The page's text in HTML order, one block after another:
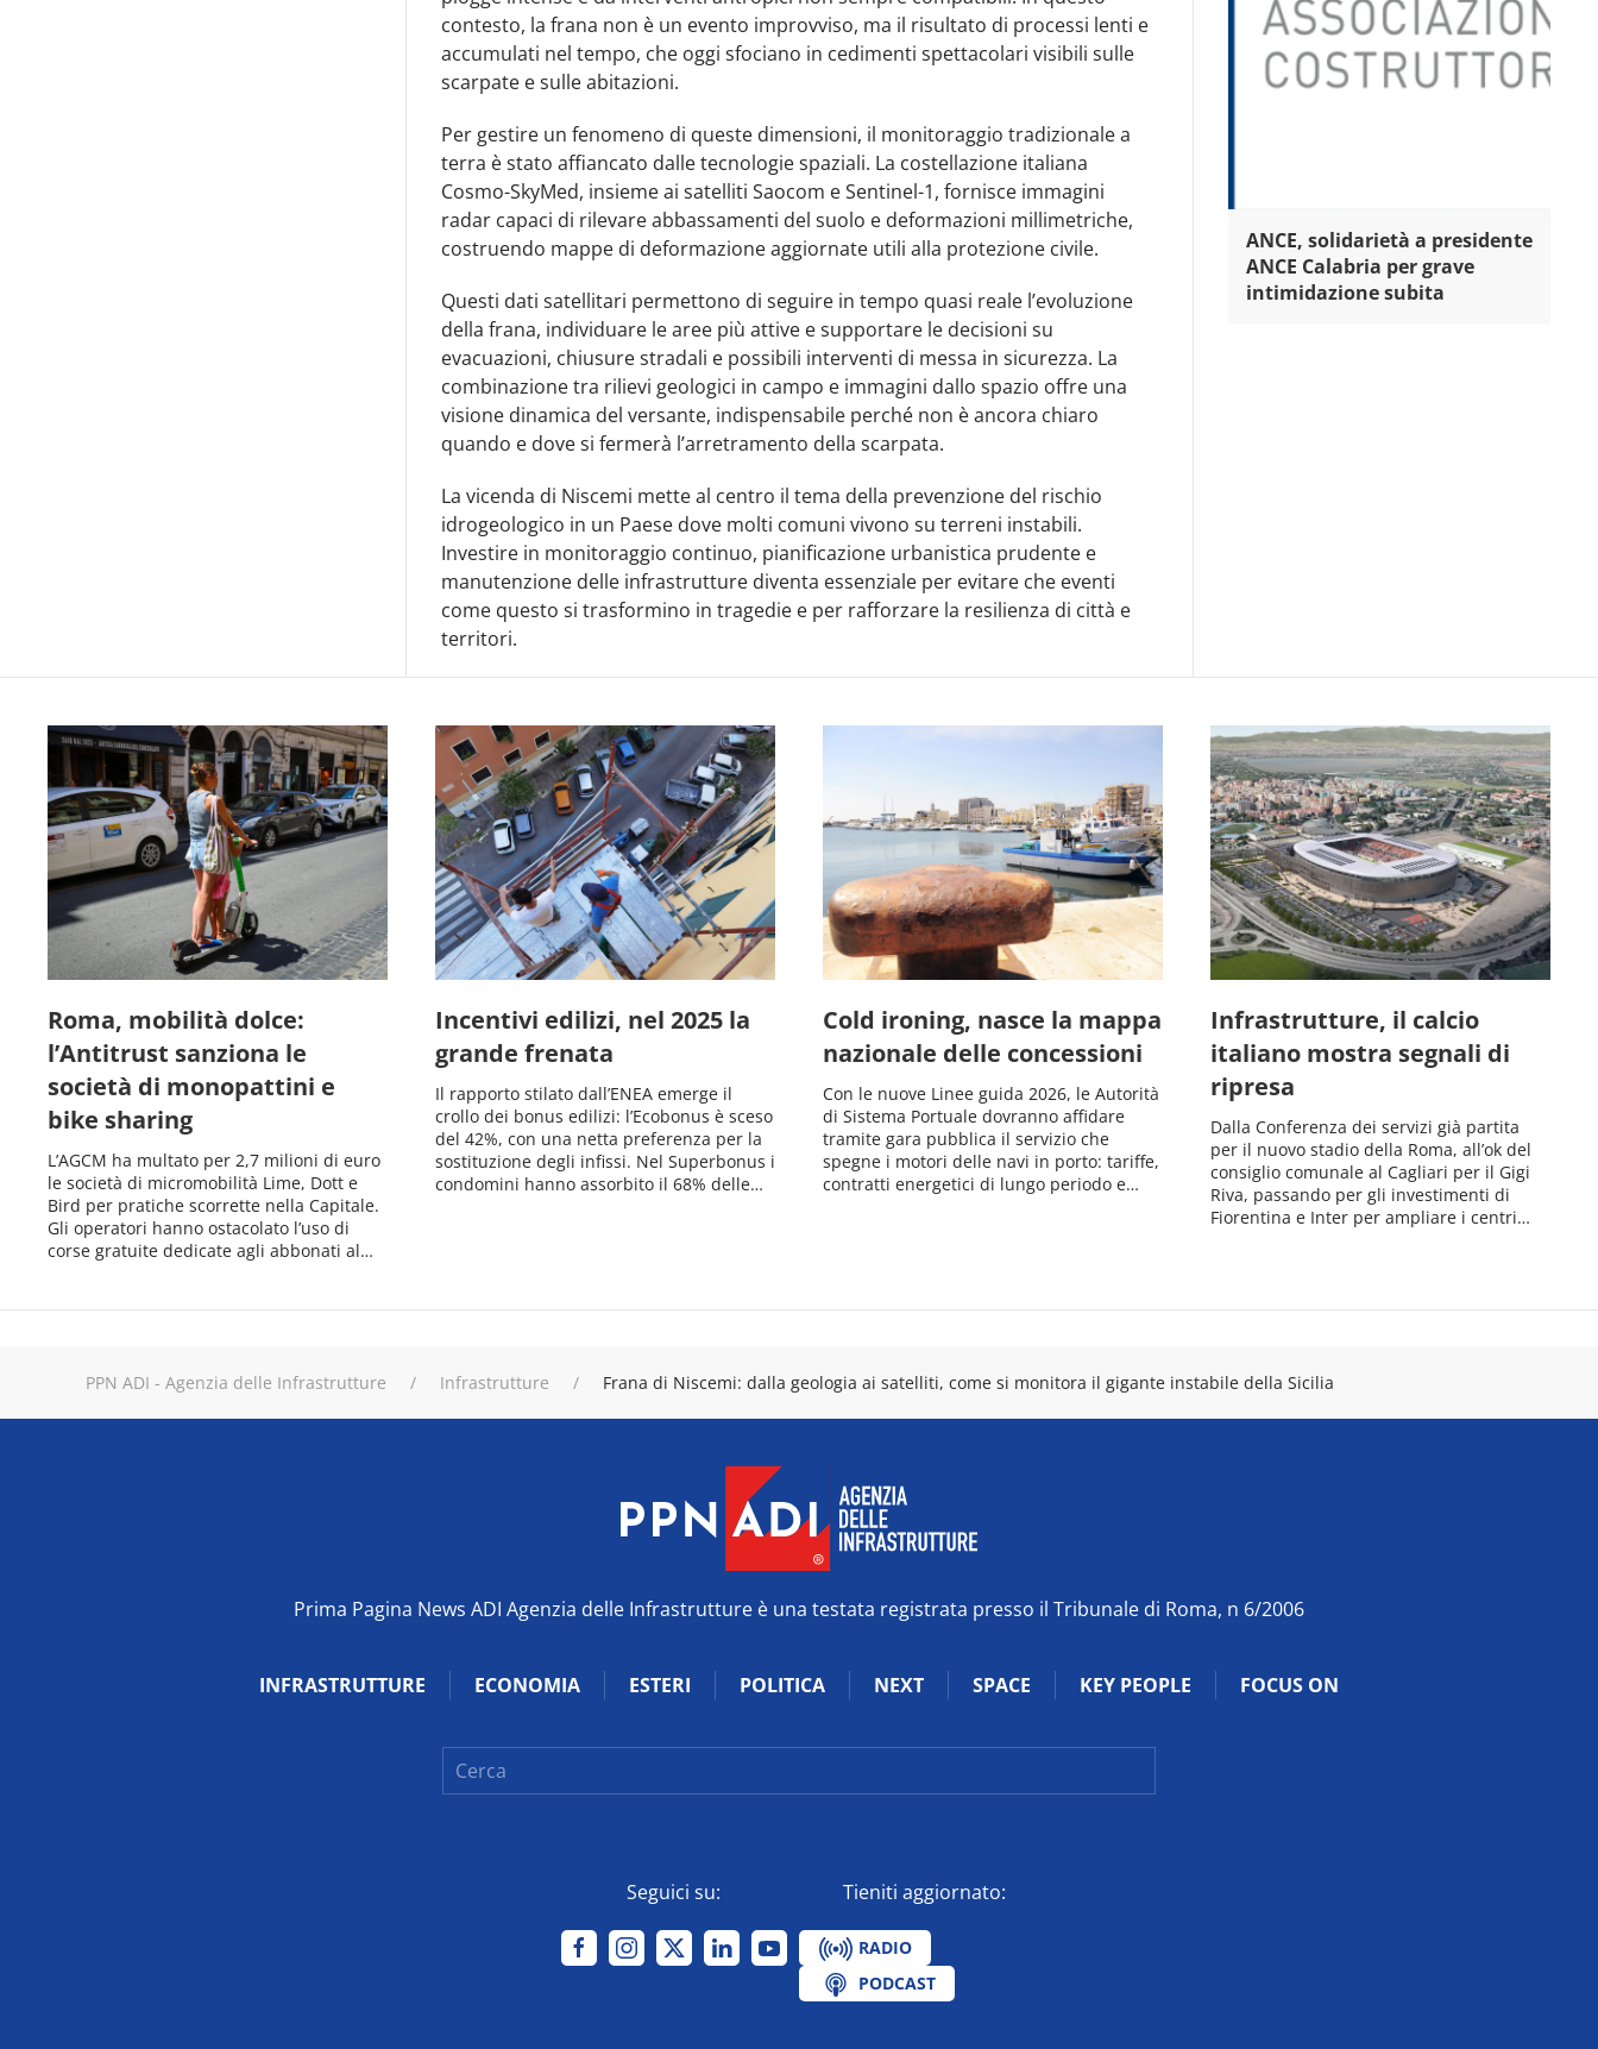
contesto, la frana non è un evento improvviso, ma il risultato di processi lenti e
accumulati nel tempo, che oggi sfociano in cedimenti spettacolari visibili sulle
scarpate e sulle abitazioni.
Per gestire un fenomeno di queste dimensioni, il monitoraggio tradizionale a
terra è stato affiancato dalle tecnologie spaziali. La costellazione italiana
Cosmo-SkyMed, insieme ai satelliti Saocom e Sentinel-1, fornisce immagini
radar capaci di rilevare abbassamenti del suolo e deformazioni millimetriche,
costruendo mappe di deformazione aggiornate utili alla protezione civile.
Questi dati satellitari permettono di seguire in tempo quasi reale l’evoluzione
della frana, individuare le aree più attive e supportare le decisioni su
evacuazioni, chiusure stradali e possibili interventi di messa in sicurezza. La
combinazione tra rilievi geologici in campo e immagini dallo spazio offre una
visione dinamica del versante, indispensabile perché non è ancora chiaro
quando e dove si fermerà l’arretramento della scarpata.
La vicenda di Niscemi mette al centro il tema della prevenzione del rischio
idrogeologico in un Paese dove molti comuni vivono su terreni instabili.
Investire in monitoraggio continuo, pianificazione urbanistica prudente e
manutenzione delle infrastrutture diventa essenziale per evitare che eventi
come questo si trasformino in tragedie e per rafforzare la resilienza di città e
territori.
ANCE, solidarietà a presidente
ANCE Calabria per grave
intimidazione subita
Roma, mobilità dolce:
l’Antitrust sanziona le
società di monopattini e
bike sharing
L’AGCM ha multato per 2,7 milioni di euro
le società di micromobilità Lime, Dott e
Bird per pratiche scorrette nella Capitale.
Gli operatori hanno ostacolato l’uso di
corse gratuite dedicate agli abbonati al…
Incentivi edilizi, nel 2025 la
grande frenata
Il rapporto stilato dall’ENEA emerge il
crollo dei bonus edilizi: l’Ecobonus è sceso
del 42%, con una netta preferenza per la
sostituzione degli infissi. Nel Superbonus i
condomini hanno assorbito il 68% delle…
Cold ironing, nasce la mappa
nazionale delle concessioni
Con le nuove Linee guida 2026, le Autorità
di Sistema Portuale dovranno affidare
tramite gara pubblica il servizio che
spegne i motori delle navi in porto: tariffe,
contratti energetici di lungo periodo e…
Infrastrutture, il calcio
italiano mostra segnali di
ripresa
Dalla Conferenza dei servizi già partita
per il nuovo stadio della Roma, all’ok del
consiglio comunale al Cagliari per il Gigi
Riva, passando per gli investimenti di
Fiorentina e Inter per ampliare i centri…
PPN ADI - Agenzia delle Infrastrutture Infrastrutture Frana di Niscemi: dalla geologia ai satelliti, come si monitora il gigante instabile della Sicilia
Prima Pagina News ADI Agenzia delle Infrastrutture è una testata registrata presso il Tribunale di Roma, n 6/2006
INFRASTRUTTURE ECONOMIA ESTERI POLITICA NEXT SPACE KEY PEOPLE FOCUS ON
Seguici su: Tieniti aggiornato:
RADIO
PODCAST